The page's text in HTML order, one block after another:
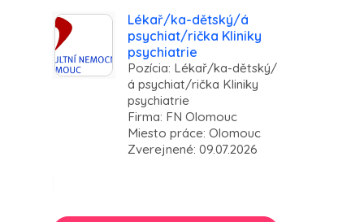
Lékař/ka-dětský/á
psychiat/rička Kliniky
psychiatrie
Pozícia: Lékař/ka-dětský/
á psychiat/rička Kliniky
psychiatrie
Firma: FN Olomouc
Miesto práce: Olomouc
Zverejnené: 09.07.2026